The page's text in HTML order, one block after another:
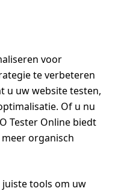
voor
te verbeteren
u uw website testen,
Of u nu
Tester Online biedt
organisch
juiste tools om uw